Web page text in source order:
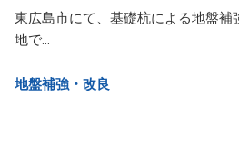
東広島市にて、基礎杭による地盤補
地で...
地盤補強・改良​